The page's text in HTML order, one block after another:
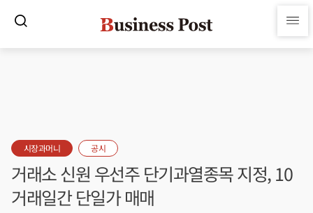
시장과머니 공시
거래소 신원 우선주 단기과열종목 지정, 10
거래일간 단일가 매매